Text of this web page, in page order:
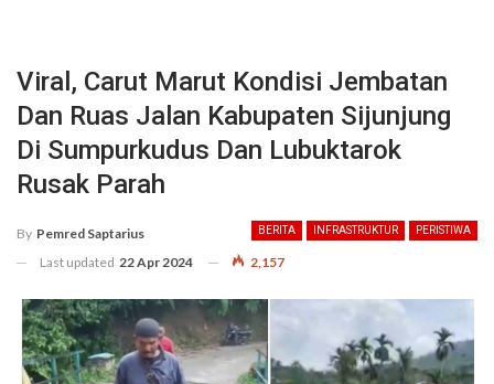
Viral, Carut Marut Kondisi Jembatan
Dan Ruas Jalan Kabupaten Sijunjung
Di Sumpurkudus Dan Lubuktarok
Rusak Parah
BERITA INFRASTRUKTUR PERISTIWA
By Pemred Saptarius
Last updated 22 Apr 2024 2,157